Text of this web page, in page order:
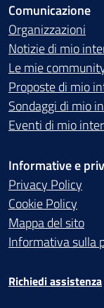
Comunicazione
Organizzazioni
Notizie di mio
Le mie
Proposte di mio
Sondaggi di mio
Eventi di mio
Informative e
Privacy Policy
Cookie Policy
Mappa del sito
Informativa sulla
Richiedi assistenza